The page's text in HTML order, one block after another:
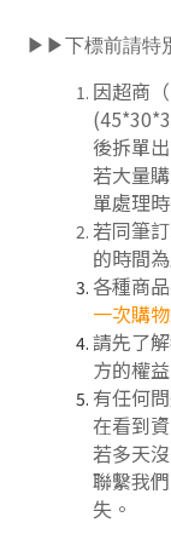
▶▶下標前請特
因超商
後拆單出
若大量
單處理
若同筆
的時間
各種商
一次購物
請先了
方的權益
有任何
在看到
若多天
聯繫我
失。